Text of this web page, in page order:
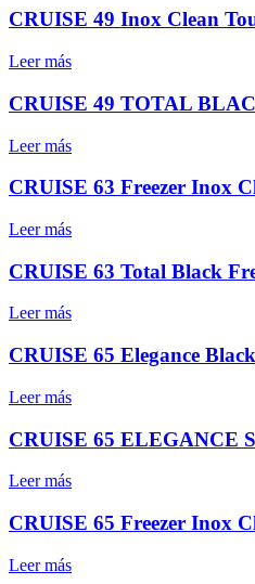
CRUISE 49 Inox Clean
Leer más
CRUISE 49 TOTAL
Leer más
CRUISE 63 Freezer Inox
Leer más
CRUISE 63 Total Black
Leer más
CRUISE 65 Elegance Black
Leer más
CRUISE 65 ELEGANCE
Leer más
CRUISE 65 Freezer Inox
Leer más